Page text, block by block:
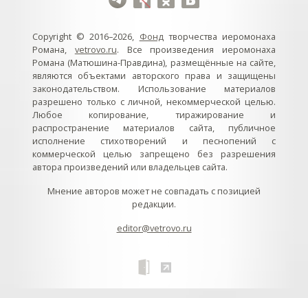
Copyright © 2016–2026, Фондтворчества иеромонаха
Романа, vetrovo.ru. Все произведения иеромонаха
Романа (Матюшина-Правдина), размещённые на сайте,
являются объектами авторского права и защищены
законодательством. Использование материалов
разрешено только с личной, некоммерческой целью.
Любое копирование, тиражирование и
распространение материалов сайта, публичное
исполнение стихотворений и песнопений с
коммерческой целью запрещено без разрешения
автора произведений или владельцев сайта.
Мнение авторов может не совпадать с позицией
редакции.
editor@vetrovo.ru